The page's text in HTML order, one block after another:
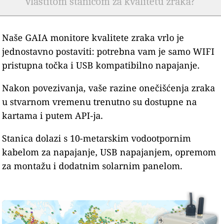
Naše GAIA monitore kvalitete zraka vrlo je
jednostavno postaviti: potrebna vam je samo WIFI
pristupna točka i USB kompatibilno napajanje.
Nakon povezivanja, vaše razine onečišćenja zraka
u stvarnom vremenu trenutno su dostupne na
kartama i putem API-ja.
Stanica dolazi s 10-metarskim vodootpornim
kabelom za napajanje, USB napajanjem, opremom
za montažu i dodatnim solarnim panelom.